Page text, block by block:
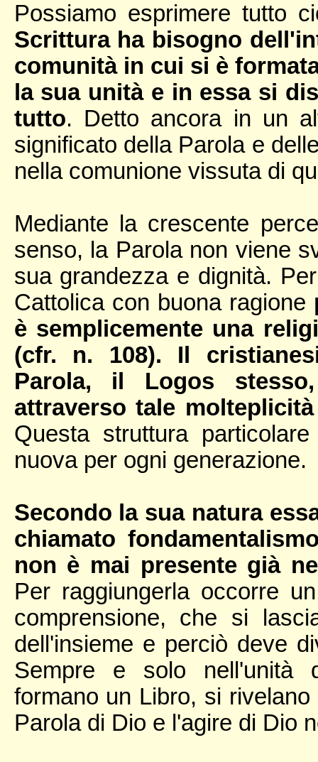
Possiamo esprimere tutto
Scrittura ha bisogno
comunità in cui si è
la sua unità e in essa si
tutto. Detto ancora in un
significato della Parola e
nella comunione vissuta di
Mediante la crescente
senso, la Parola non viene
sua grandezza e dignità.
Cattolica con buona ragione
è semplicemente una
(cfr. n. 108). Il
Parola, il Logos
attraverso tale
Questa struttura
nuova per ogni generazione.
Secondo la sua natura
chiamato
non è mai presente già
Per raggiungerla occorre
comprensione, che si
dell'insieme e perciò deve
Sempre e solo nell'unità
formano un Libro, si
Parola di Dio e l'agire di Dio